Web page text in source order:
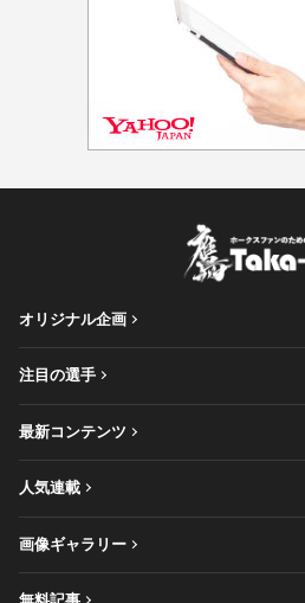
オリジナル企画
注目の選手
最新コンテンツ
人気連載
画像ギャラリー